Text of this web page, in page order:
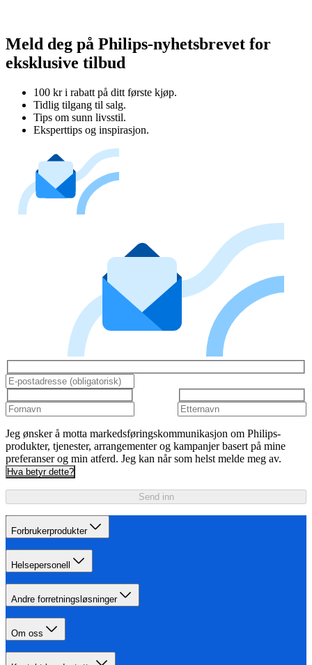
Meld deg på Philips-nyhetsbrevet for
eksklusive tilbud
100 kr i rabatt på ditt første kjøp.
Tidlig tilgang til salg.
Tips om sunn livsstil.
Eksperttips og inspirasjon.
Jeg ønsker å motta markedsføringskommunikasjon om Philips-
produkter, tjenester, arrangementer og kampanjer basert på mine
preferanser og min atferd. Jeg kan når som helst melde meg av.
Hva betyr dette?
Send inn
Forbrukerprodukter
Helsepersonell
Andre forretningsløsninger
Om oss